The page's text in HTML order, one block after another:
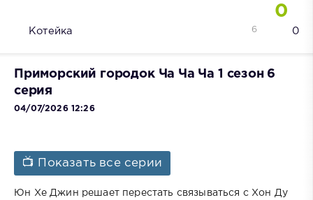
0
Котейка 0
6
Приморский городок Ча Ча Ча 1 сезон 6
серия
04/07/2026 12:26
📺 Показать все серии
Юн Хе Джин решает перестать связываться с Хон Ду